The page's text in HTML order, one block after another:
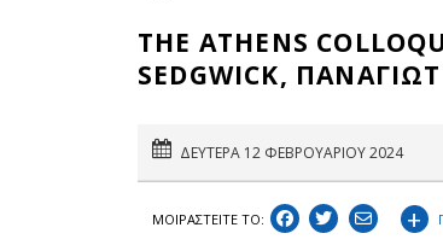
THE ATHENS
SEDGWICK,
ΔΕΥΤΕΡΑ 12 ΦΕΒΡΟΥΑΡΙΟΥ 2024
ΜΟΙΡΑΣΤEIΤΕ ΤΟ: +